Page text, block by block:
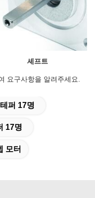
셰프트
요구사항을 알려주세요.
퍼 17명
17명
모터